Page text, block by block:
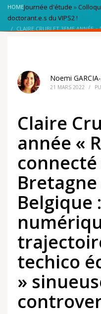
HOMEJournée d'étude »
doctorant.e.s du VIPS2 !
CLAIRE CRUBLET 3EME ANNÉE
Noemi
21 MARS 2022 /
Claire
année «
connecté
Bretagne
Belgique
techico
»